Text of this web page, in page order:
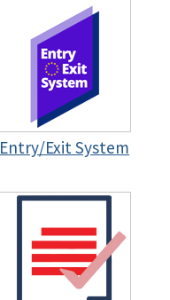
Entry/Exit System